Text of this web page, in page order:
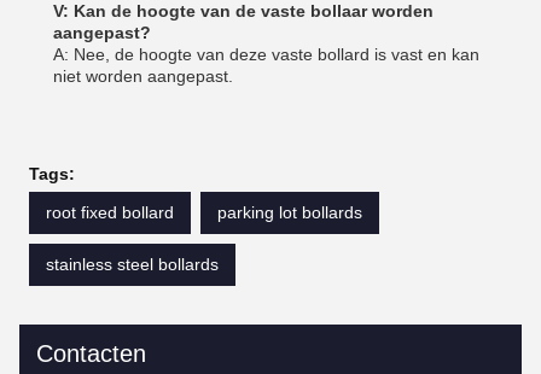
V: Kan de hoogte van de vaste bollaar worden
aangepast?
A: Nee, de hoogte van deze vaste bollard is vast en kan
niet worden aangepast.
Tags:
root fixed bollard
parking lot bollards
stainless steel bollards
Contacten